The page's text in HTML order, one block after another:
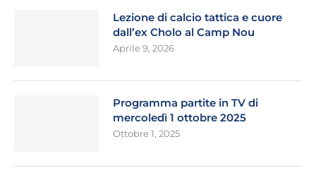
Lezione di calcio tattica e cuore
dall’ex Cholo al Camp Nou
Aprile 9, 2026
Programma partite in TV di
mercoledì 1 ottobre 2025
Ottobre 1, 2025